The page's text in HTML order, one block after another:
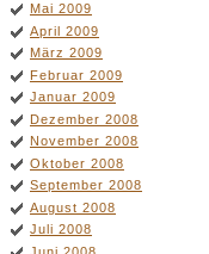
Mai 2009
April 2009
März 2009
Februar 2009
Januar 2009
Dezember 2008
November 2008
Oktober 2008
September 2008
August 2008
Juli 2008
Juni 2008